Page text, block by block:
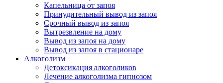
Капельница от запоя
Принудительный вывод из запоя
Срочный вывод из запоя
Вытрезвление на дому
Вывод из запоя на дому
Вывод из запоя в стационаре
Алкоголизм
Детоксикация алкоголиков
Лечение алкоголизма гипнозом